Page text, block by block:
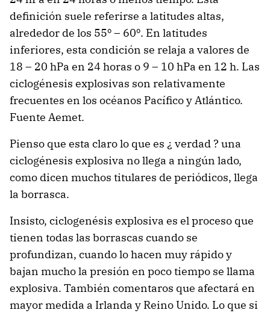
definición suele referirse a latitudes altas,
alrededor de los 55º – 60º. En latitudes
inferiores, esta condición se relaja a valores de
18 – 20 hPa en 24 horas o 9 – 10 hPa en 12 h. Las
ciclogénesis explosivas son relativamente
frecuentes en los océanos Pacífico y Atlántico.
Fuente Aemet.
Pienso que esta claro lo que es ¿ verdad ? una
ciclogénesis explosiva no llega a ningún lado,
como dicen muchos titulares de periódicos, llega
la borrasca.
Insisto, ciclogenésis explosiva es el proceso que
tienen todas las borrascas cuando se
profundizan, cuando lo hacen muy rápido y
bajan mucho la presión en poco tiempo se llama
explosiva. También comentaros que afectará en
mayor medida a Irlanda y Reino Unido. Lo que si